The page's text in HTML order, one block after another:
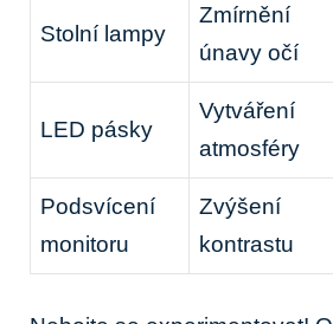
Stolní lampy
Zmírnění
únavy očí
LED pásky
Vytváření
atmosféry
Podsvícení
monitoru
Zvýšení
kontrastu